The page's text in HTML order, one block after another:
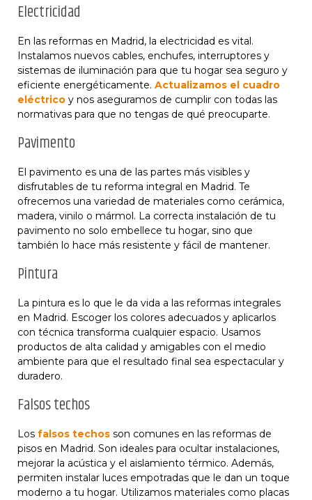
Electricidad
En las reformas en Madrid, la electricidad es vital.
Instalamos nuevos cables, enchufes, interruptores y
sistemas de iluminación para que tu hogar sea seguro y
eficiente energéticamente. Actualizamos el cuadro
eléctrico y nos aseguramos de cumplir con todas las
normativas para que no tengas de qué preocuparte.
Pavimento
El pavimento es una de las partes más visibles y
disfrutables de tu reforma integral en Madrid. Te
ofrecemos una variedad de materiales como cerámica,
madera, vinilo o mármol. La correcta instalación de tu
pavimento no solo embellece tu hogar, sino que
también lo hace más resistente y fácil de mantener.
Pintura
La pintura es lo que le da vida a las reformas integrales
en Madrid. Escoger los colores adecuados y aplicarlos
con técnica transforma cualquier espacio. Usamos
productos de alta calidad y amigables con el medio
ambiente para que el resultado final sea espectacular y
duradero.
Falsos techos
Los falsos techos son comunes en las reformas de
pisos en Madrid. Son ideales para ocultar instalaciones,
mejorar la acústica y el aislamiento térmico. Además,
permiten instalar luces empotradas que le dan un toque
moderno a tu hogar. Utilizamos materiales como placas